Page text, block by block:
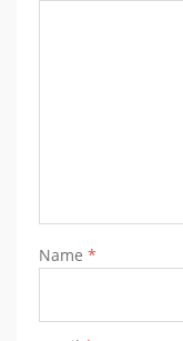
Name *